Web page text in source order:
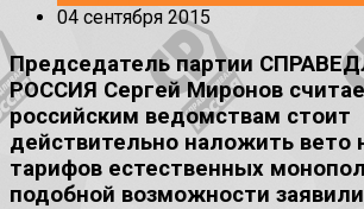
04 сентября 2015
Председатель партии
РОССИЯ Сергей Миронов
российским ведомствам стоит
действительно наложить вето
тарифов естественных
подобной возможности